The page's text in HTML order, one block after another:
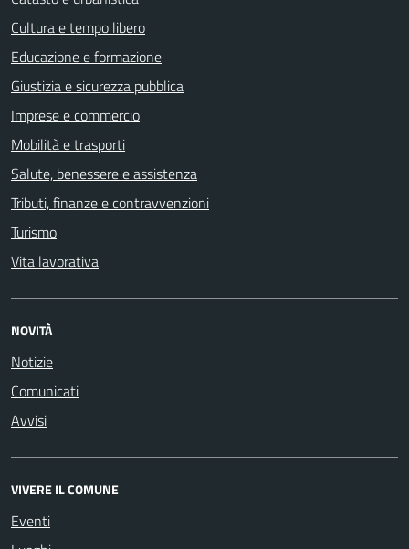
Cultura e tempo libero
Educazione e formazione
Giustizia e sicurezza pubblica
Imprese e commercio
Mobilità e trasporti
Salute, benessere e assistenza
Tributi, finanze e contravvenzioni
Turismo
Vita lavorativa
NOVITÀ
Notizie
Comunicati
Avvisi
VIVERE IL COMUNE
Eventi